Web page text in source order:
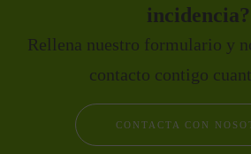
incidencia?
Rellena nuestro formulario y
contacto contigo
CONTACTA CON